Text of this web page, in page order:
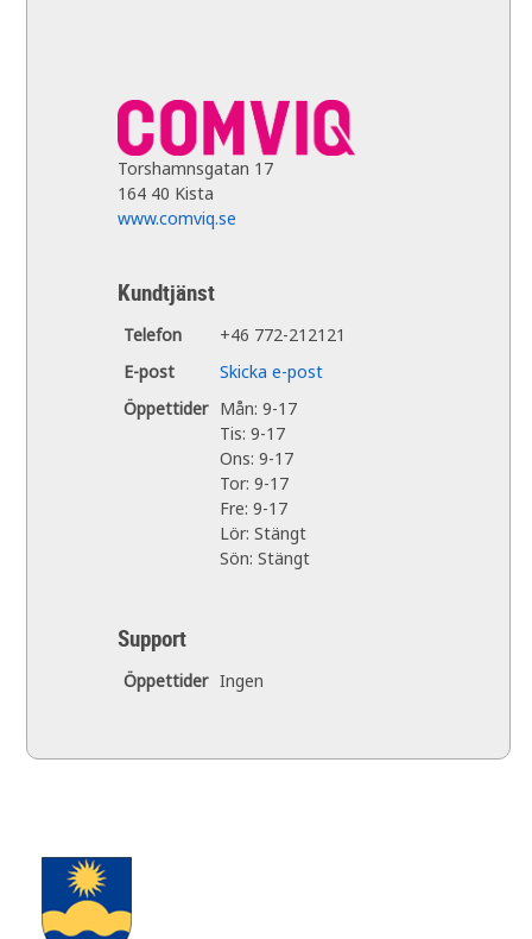
Torshamnsgatan 17
164 40 Kista
www.comviq.se
Kundtjänst
Telefon
+46 772-212121
E-post
Skicka e-post
Öppettider Mån: 9-17
Tis: 9-17
Ons: 9-17
Tor: 9-17
Fre: 9-17
Lör: Stängt
Sön: Stängt
Support
Öppettider Ingen